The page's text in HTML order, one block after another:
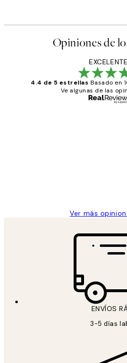
Opiniones de
4.4 de 5 estrellas Basado en
Ve algunas de las
Ver más
ENVÍOS
3-5 días